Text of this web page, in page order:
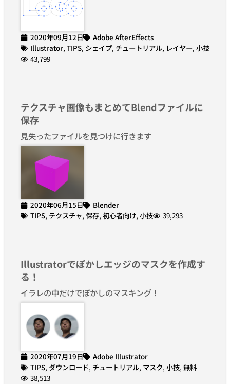
2020年09月12日
Adobe AfterEffects
Illustrator, TIPS, シェイプ, チュートリアル, レイヤー, 小技
43,799
テクスチャ画像もまとめてBlendファイルに
保存
見失ったファイルを見つけに行きます
2020年06月15日
Blender
TIPS, テクスチャ, 保存, 初心者向け, 小技 39,293
Illustratorでぼかしエッジのマスクを作成す
る！
イラレの中だけでぼかしのマスキング！
2020年07月19日
Adobe Illustrator
TIPS, ダウンロード, チュートリアル, マスク, 小技, 無料
38,513